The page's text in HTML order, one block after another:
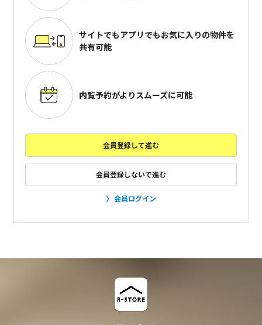
サイトでもアプリでもお気に入りの物件を
共有可能
内覧予約がよりスムーズに可能
会員登録して進む
会員登録しないで進む
会員ログイン